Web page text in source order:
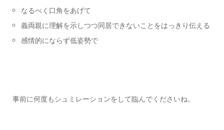
なるべく口角をあげて
義両親に理解を示しつつ同居できないことをはっきり伝える
感情的にならず低姿勢で
事前に何度もシュミレーションをして臨んでくださいね。